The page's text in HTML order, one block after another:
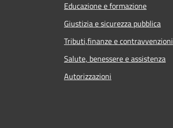
Educazione e formazione
Giustizia e sicurezza pubblica
Tributi,finanze e contravvenzioni
Salute, benessere e assistenza
Autorizzazioni